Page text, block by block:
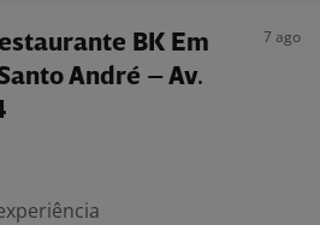
BK Em
André – Av.
7 ago